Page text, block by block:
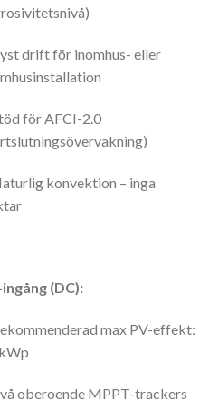
drift för inomhus- eller
för AFCI-2.0
konvektion – inga
ingång (DC):
max PV-effekt:
oberoende MPPT-trackers